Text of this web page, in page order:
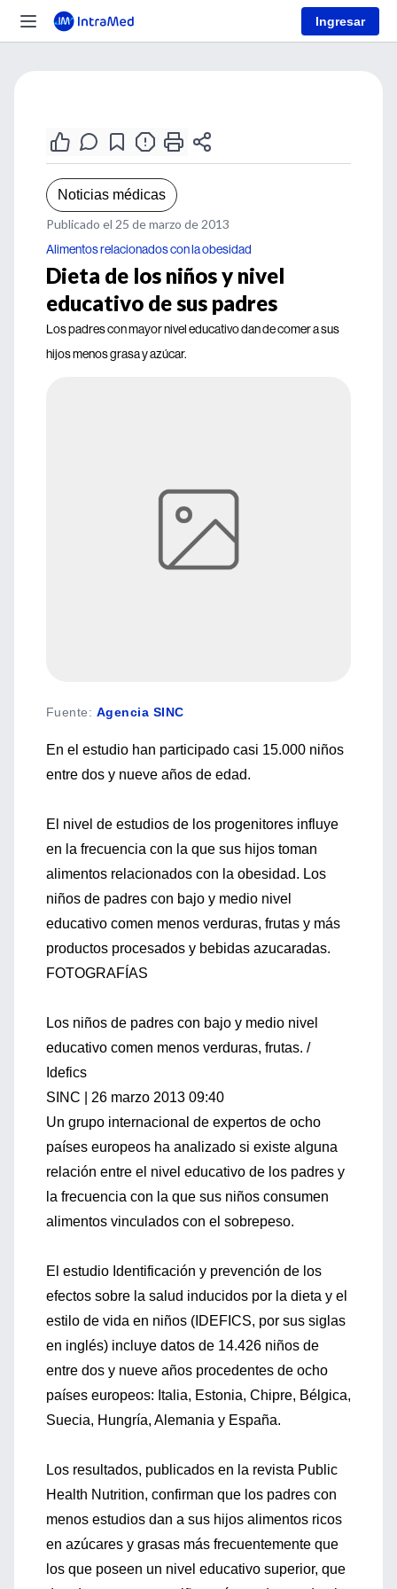
Ingresar
Noticias médicas
Publicado el 25 de marzo de 2013
Alimentos relacionados con la obesidad
Dieta de los niños y nivel
educativo de sus padres
Los padres con mayor nivel educativo dan de comer a sus
hijos menos grasa y azúcar.
Fuente: Agencia SINC
En el estudio han participado casi 15.000 niños
entre dos y nueve años de edad.
El nivel de estudios de los progenitores influye
en la frecuencia con la que sus hijos toman
alimentos relacionados con la obesidad. Los
niños de padres con bajo y medio nivel
educativo comen menos verduras, frutas y más
productos procesados y bebidas azucaradas.
FOTOGRAFÍAS
Los niños de padres con bajo y medio nivel
educativo comen menos verduras, frutas. /
Idefics
SINC | 26 marzo 2013 09:40
Un grupo internacional de expertos de ocho
países europeos ha analizado si existe alguna
relación entre el nivel educativo de los padres y
la frecuencia con la que sus niños consumen
alimentos vinculados con el sobrepeso.
El estudio Identificación y prevención de los
efectos sobre la salud inducidos por la dieta y el
estilo de vida en niños (IDEFICS, por sus siglas
en inglés) incluye datos de 14.426 niños de
entre dos y nueve años procedentes de ocho
países europeos: Italia, Estonia, Chipre, Bélgica,
Suecia, Hungría, Alemania y España.
Los resultados, publicados en la revista Public
Health Nutrition, confirman que los padres con
menos estudios dan a sus hijos alimentos ricos
en azúcares y grasas más frecuentemente que
los que poseen un nivel educativo superior, que